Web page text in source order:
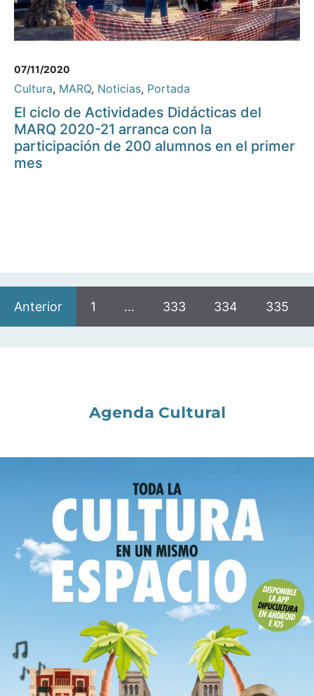
07/11/2020
Cultura, MARQ, Noticias, Portada
El ciclo de Actividades Didácticas del
MARQ 2020-21 arranca con la
participación de 200 alumnos en el primer
mes
Anterior 1 … 333 334 335
Agenda Cultural